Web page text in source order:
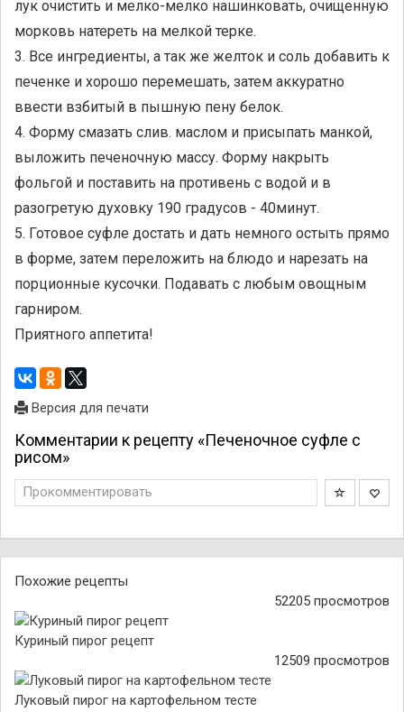
лук очистить и мелко-мелко нашинковать, очищенную
морковь натереть на мелкой терке.
3. Все ингредиенты, а так же желток и соль добавить к
печенке и хорошо перемешать, затем аккуратно
ввести взбитый в пышную пену белок.
4. Форму смазать слив. маслом и присыпать манкой,
выложить печеночную массу. Форму накрыть
фольгой и поставить на противень с водой и в
разогретую духовку 190 градусов - 40минут.
5. Готовое суфле достать и дать немного остыть прямо
в форме, затем переложить на блюдо и нарезать на
порционные кусочки. Подавать с любым овощным
гарниром.
Приятного аппетита!
Версия для печати
Комментарии к рецепту «Печеночное суфле с
рисом»
Прокомментировать
Похожие рецепты
52205 просмотров
Куриный пирог рецепт
12509 просмотров
Луковый пирог на картофельном тесте